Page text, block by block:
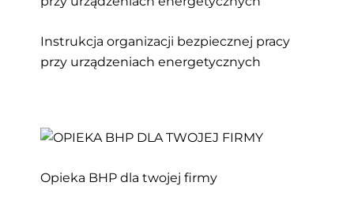
Instrukcja organizacji bezpiecznej pracy
przy urządzeniach energetycznych
Opieka BHP dla twojej firmy